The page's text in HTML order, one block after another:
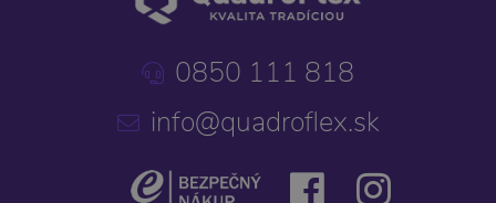
0850 111 818
info@quadroflex.sk